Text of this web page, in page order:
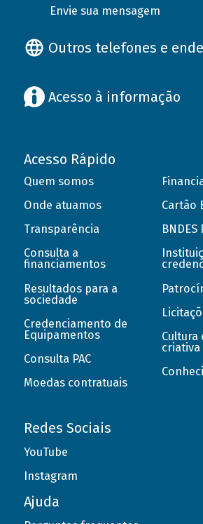
Envie sua mensagem
Outros telefones e
Acesso à informação
Acesso Rápido
Quem somos
Onde atuamos
Transparência
Consulta a
financiamentos
Resultados para a
sociedade
Credenciamento de
Equipamentos
Consulta PAC
Moedas contratuais
Cartão
BNDES
Cultura
criativa
Redes Sociais
YouTube
Instagram
Ajuda